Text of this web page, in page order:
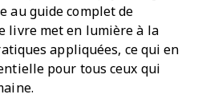
au guide complet de
livre met en lumière à la
appliquées, ce qui en
pour tous ceux qui